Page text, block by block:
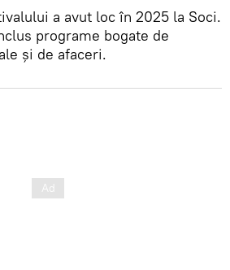
a avut loc în 2025 la Soci.
programe bogate de
și de afaceri.